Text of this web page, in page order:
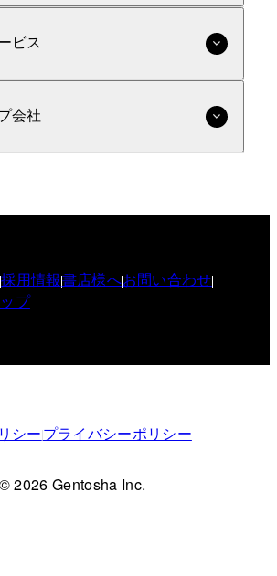
ビス
会社
採用情報書店様へお問い合わせ
プ
シープライバシーポリシー
© 2026 Gentosha Inc.